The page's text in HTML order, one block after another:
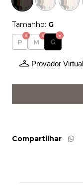
Tamanho: G
P M G
Provador Virtual
Compartilhar